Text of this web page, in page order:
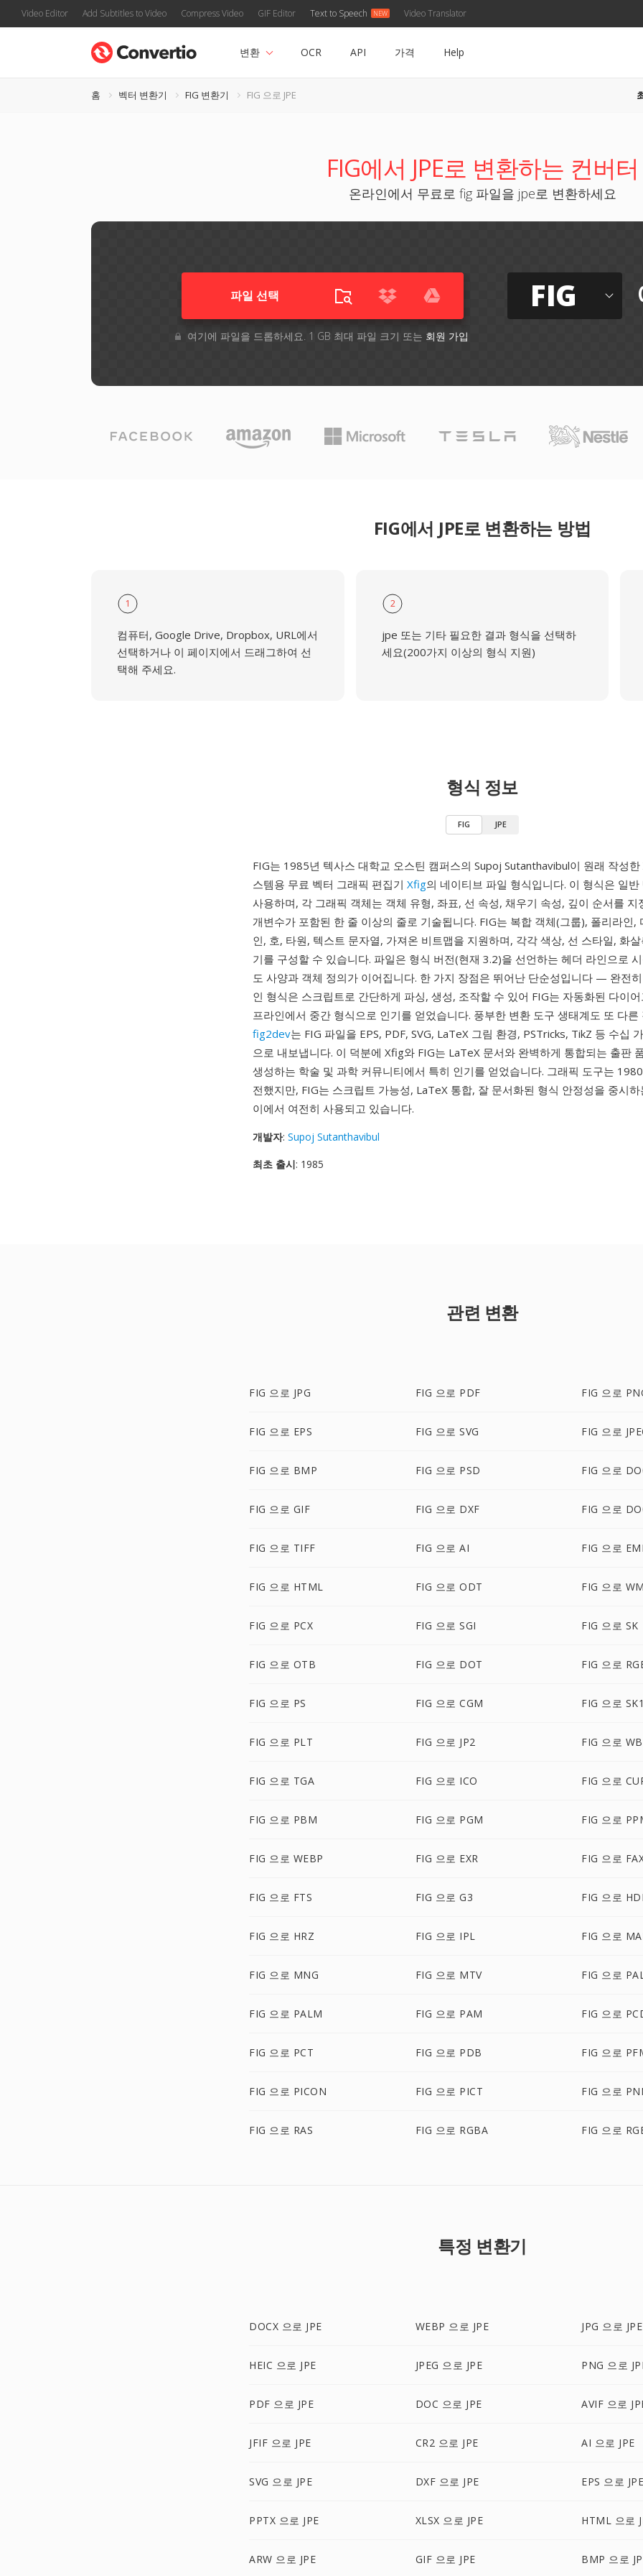
Video Editor Add Subtitles to Video Compress Video GIF Editor Text to Speech Video Translator
변환 OCR API 가격 Help
홈 벡터 변환기 FIG 변환기 FIG 으로 JPE
FIG에서 JPE로 변환하는 컨버터
온라인에서 무료로 fig 파일을 jpe로 변환하세요
파일 선택
여기에 파일을 드롭하세요. 1 GB 최대 파일 크기 또는 회원 가입
FIG
FIG에서 JPE로 변환하는 방법
1
컴퓨터, Google Drive, Dropbox, URL에서
선택하거나 이 페이지에서 드래그하여 선
택해 주세요.
2
jpe 또는 기타 필요한 결과 형식을 선택하
세요(200가지 이상의 형식 지원)
형식 정보
FIG JPE
FIG는 1985년 텍사스 대학교 오스틴 캠퍼스의 Supoj Sutanthavibul이 원래 작성한
스템용 무료 벡터 그래픽 편집기 Xfig의 네이티브 파일 형식입니다. 이 형식은 일
사용하며, 각 그래픽 객체는 객체 유형, 좌표, 선 속성, 채우기 속성, 깊이 순서를 지
개변수가 포함된 한 줄 이상의 줄로 기술됩니다. FIG는 복합 객체(그룹), 폴리라인,
인, 호, 타원, 텍스트 문자열, 가져온 비트맵을 지원하며, 각각 색상, 선 스타일, 화
기를 구성할 수 있습니다. 파일은 형식 버전(현재 3.2)을 선언하는 헤더 라인으로
도 사양과 객체 정의가 이어집니다. 한 가지 장점은 뛰어난 단순성입니다 — 완전
인 형식은 스크립트로 간단하게 파싱, 생성, 조작할 수 있어 FIG는 자동화된 다이
프라인에서 중간 형식으로 인기를 얻었습니다. 풍부한 변환 도구 생태계도 또 다른
fig2dev는 FIG 파일을 EPS, PDF, SVG, LaTeX 그림 환경, PSTricks, TikZ 등 수십
으로 내보냅니다. 이 덕분에 Xfig와 FIG는 LaTeX 문서와 완벽하게 통합되는 출판
생성하는 학술 및 과학 커뮤니티에서 특히 인기를 얻었습니다. 그래픽 도구는
전했지만, FIG는 스크립트 가능성, LaTeX 통합, 잘 문서화된 형식 안정성을 중시
이에서 여전히 사용되고 있습니다.
개발자: Supoj Sutanthavibul
최초 출시: 1985
관련 변환
FIG 으로 JPG FIG 으로 PDF FIG 으로
FIG 으로 EPS FIG 으로 SVG FIG 으로
FIG 으로 BMP FIG 으로 PSD FIG 으로
FIG 으로 GIF FIG 으로 DXF FIG 으로
FIG 으로 TIFF FIG 으로 AI FIG 으로
FIG 으로 HTML FIG 으로 ODT FIG 으로
FIG 으로 PCX FIG 으로 SGI FIG 으로 SK
FIG 으로 OTB FIG 으로 DOT FIG 으로
FIG 으로 PS FIG 으로 CGM FIG 으로 SK1
FIG 으로 PLT FIG 으로 JP2 FIG 으로
FIG 으로 TGA FIG 으로 ICO FIG 으로
FIG 으로 PBM FIG 으로 PGM FIG 으로
FIG 으로 WEBP FIG 으로 EXR FIG 으로
FIG 으로 FTS FIG 으로 G3 FIG 으로
FIG 으로 HRZ FIG 으로 IPL FIG 으로
FIG 으로 MNG FIG 으로 MTV FIG 으로
FIG 으로 PALM FIG 으로 PAM FIG 으로
FIG 으로 PCT FIG 으로 PDB FIG 으로
FIG 으로 PICON FIG 으로 PICT FIG 으로
FIG 으로 RAS FIG 으로 RGBA FIG 으로
특정 변환기
DOCX 으로 JPE WEBP 으로 JPE JPG 으로 JPE
HEIC 으로 JPE JPEG 으로 JPE PNG 으로
PDF 으로 JPE DOC 으로 JPE AVIF 으로
JFIF 으로 JPE CR2 으로 JPE AI 으로 JPE
SVG 으로 JPE DXF 으로 JPE EPS 으로 JPE
PPTX 으로 JPE XLSX 으로 JPE HTML 으로
ARW 으로 JPE GIF 으로 JPE BMP 으로